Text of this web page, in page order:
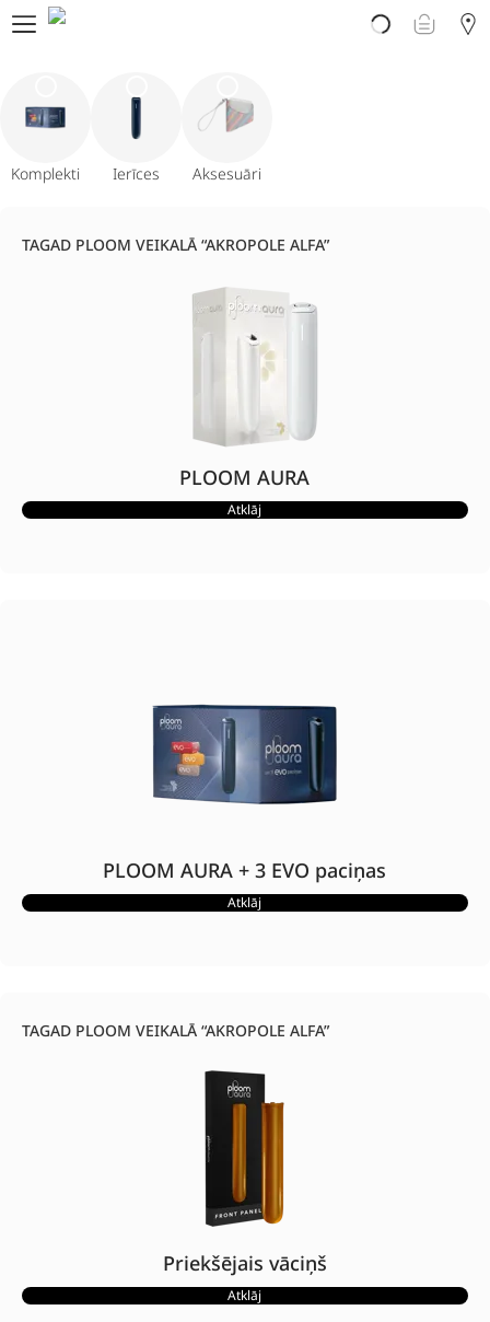
Par PLOOM AURA
Klientu atbalsts
Apmaiņa
Komplekti Ierīces Aksesuāri
TAGAD PLOOM VEIKALĀ “AKROPOLE ALFA”
PLOOM AURA
Atklāj
PLOOM AURA + 3 EVO paciņas
Atklāj
TAGAD PLOOM VEIKALĀ “AKROPOLE ALFA”
Priekšējais vāciņš
Atklāj